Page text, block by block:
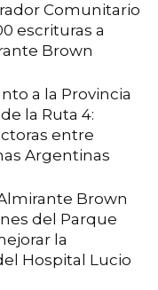
Comunitario
escrituras a
Brown
a la Provincia
la Ruta 4:
entre
Argentinas
Brown
del Parque
la
Hospital Lucio